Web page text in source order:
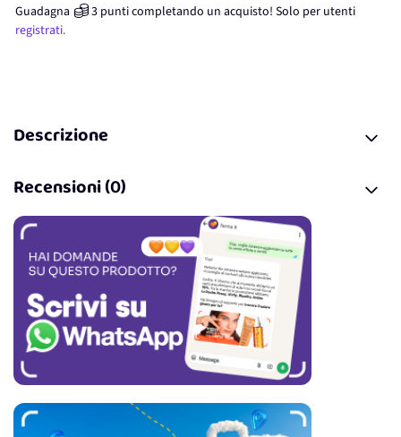
Guadagna 3 punticompletando un acquisto! Solo per utenti
registrati.
Descrizione
Recensioni (0)